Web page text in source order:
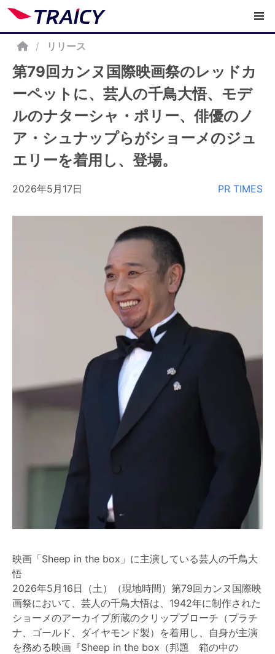
/ リリース
第79回カンヌ国際映画祭のレッドカ
ーペットに、芸人の千鳥大悟、モデ
ルのナターシャ・ポリー、俳優のノ
ア・シュナップらがショーメのジュ
エリーを着用し、登場。
2026年5月17日 PR TIMES
映画「Sheep in the box」に主演している芸人の千鳥大
悟
2026年5月16日（土）（現地時間）第79回カンヌ国際映
画祭において、芸人の千鳥大悟は、1942年に制作された
ショーメのアーカイブ所蔵のクリップブローチ（プラチ
ナ、ゴールド、ダイヤモンド製）を着用し、自身が主演
を務める映画『Sheep in the box（邦題 箱の中の